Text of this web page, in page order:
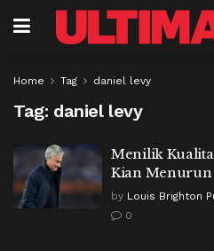
Home Tag daniel levy
Tag: daniel levy
Menilik
Kian Menurun
by Louis Brighton
0